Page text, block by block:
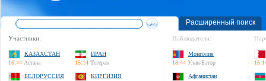
Расширенный поиск
Участники:
КАЗАХСТАН
16:44 Астана
ИРАН
15:14 Тегеран
БЕЛОРУССИЯ
КИРГИЗИЯ
Наблюдатели:
Монголия
18:44 Улан-Батор
Афганистан